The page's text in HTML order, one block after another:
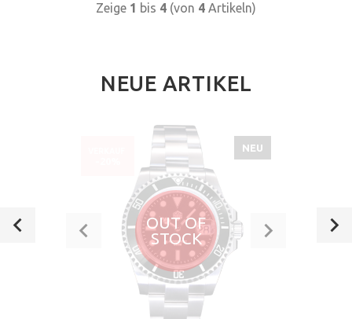
Zeige 1 bis 4 (von 4 Artikeln)
NEUE ARTIKEL
OUT OF
STOCK
NEU